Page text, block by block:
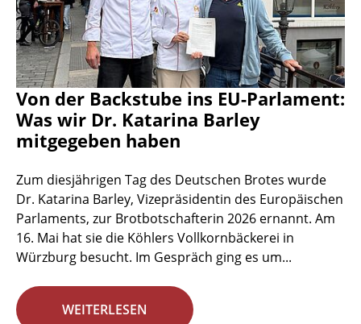
Von der Backstube ins EU-Parlament:
Was wir Dr. Katarina Barley
mitgegeben haben
Zum diesjährigen Tag des Deutschen Brotes wurde
Dr. Katarina Barley, Vizepräsidentin des Europäischen
Parlaments, zur Brotbotschafterin 2026 ernannt. Am
16. Mai hat sie die Köhlers Vollkornbäckerei in
Würzburg besucht. Im Gespräch ging es um...
WEITERLESEN